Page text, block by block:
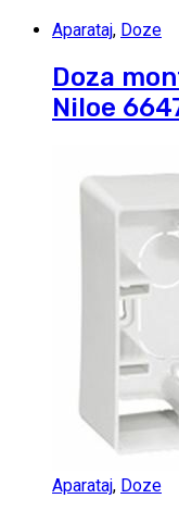
Aparataj, Doze
Doza
Niloe
Aparataj, Doze